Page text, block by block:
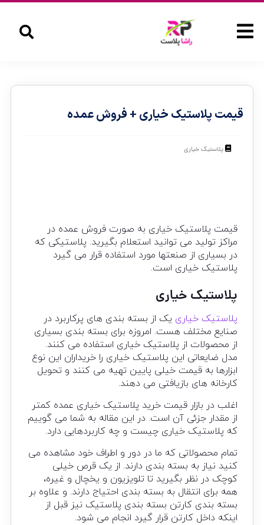
قیمت پلاستیک خیاری + فروش عمده
پلاستیک خیاری
قیمت پلاستیک خیاری به صورت فروش عمده در
مراکز تولید می توانید استعلام بگیرید. پلاستیکی که
در بسیاری از صنعتها مورد استفاده قرار می گیرد
پلاستیک خیاری است.
پلاستیک خیاری
پلاستیک خیاری یک از بسته بندی های پرکاربرد در
صنایع مختلف هست. امروزه برای بسته بندی بسیاری
از محصولات از پلاستیک خیاری استفاده می کنند.
مدل ضایعاتی این پلاستیک خیاری را خریداران این نوع
ابزارها به قیمت خیلی پایین تهیه می کنند و تحویل
کارخانه های بازیافتی می دهند.
اغلب در بازار قیمت خرید پلاستیک خیاری عمده کمتر
از مقدار جزئی آن است. در این مقاله به شما می گوییم
که پلاستیک خیاری چیست و چه کاربردهایی دارد.
تمام محصولاتی که ما در دور و اطراف خود مشاهده می
کنید نیاز به بسته بندی دارند. از یک قرص خیلی
کوچک در نظر بگیرید تا تلویزیون و یخچال و غیره،
همه برای انتقال به بسته بندی احتیاج دارند. و علاوه بر
بسته بندی کارتن بسته بندی پلاستیک نیز قبل از
اینکه داخل کارتن قرار گیرد انجام می شود.